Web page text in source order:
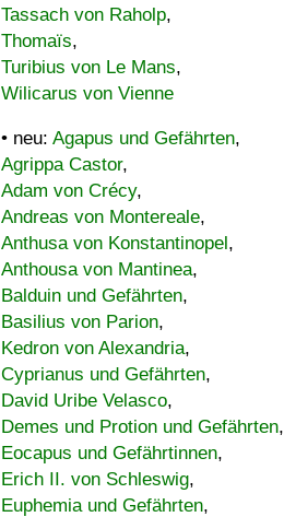
Tassach von Raholp,
Thomaïs,
Turibius von Le Mans,
Wilicarus von Vienne
• neu: Agapus und Gefährten,
Agrippa Castor,
Adam von Crécy,
Andreas von Montereale,
Anthusa von Konstantinopel,
Anthousa von Mantinea,
Balduin und Gefährten,
Basilius von Parion,
Kedron von Alexandria,
Cyprianus und Gefährten,
David Uribe Velasco,
Demes und Protion und Gefährten,
Eocapus und Gefährtinnen,
Erich II. von Schleswig,
Euphemia und Gefährten,